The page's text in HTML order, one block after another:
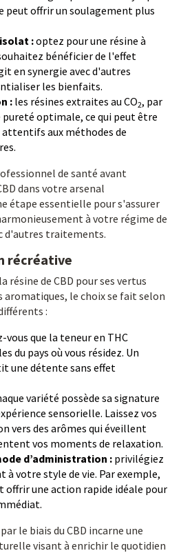
peut offrir un soulagement plus
:optez pour une résine à
bénéficier de l'effet
en synergie avec d'autres
les bienfaits.
: les résines extraites au CO2, par
optimale, ce qui peut être
aux méthodes de
de santé avant
dans votre arsenal
étape essentielle pour s'assurer
à votre régime de
d'autres traitements.
récréative
de CBD pour ses vertus
aromatiques, le choix se fait selon
:
vous que la teneur en THC
du pays où vous résidez. Un
une détente sans effet
variété possède sa signature
sensorielle. Laissez vos
vers des arômes qui éveillent
vos moments de relaxation.
d’administration : privilégiez
à votre style de vie. Par exemple,
offrir une action rapide idéale pour
le biais du CBD incarne une
visant à enrichir le quotidien